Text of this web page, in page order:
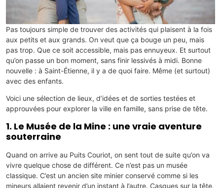
Pas toujours simple de trouver des activités qui plaisent à la fois
aux petits et aux grands. On veut que ça bouge un peu, mais
pas trop. Que ce soit accessible, mais pas ennuyeux. Et surtout
qu’on passe un bon moment, sans finir lessivés à midi. Bonne
nouvelle : à Saint-Étienne, il y a de quoi faire. Même (et surtout)
avec des enfants.
Voici une sélection de lieux, d’idées et de sorties testées et
approuvées pour explorer la ville en famille, sans prise de tête.
1. Le Musée de la Mine : une vraie aventure
souterraine
Quand on arrive au Puits Couriot, on sent tout de suite qu’on va
vivre quelque chose de différent. Ce n’est pas un musée
classique. C’est un ancien site minier conservé comme si les
mineurs allaient revenir d’un instant à l’autre. Casques sur la tête,